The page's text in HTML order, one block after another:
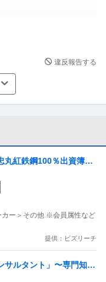
ていますが、次のよ
リンク先が貼られて
資料 (学科やシラバ
(卒業要件等)
あるか確認されてく
違反報告する
丸紅鉄鋼100％出資簿記
税務」までじっくり育
カー＞その他 ※会員属性など
提供：ビズリーチ
サルタント」〜専門知識